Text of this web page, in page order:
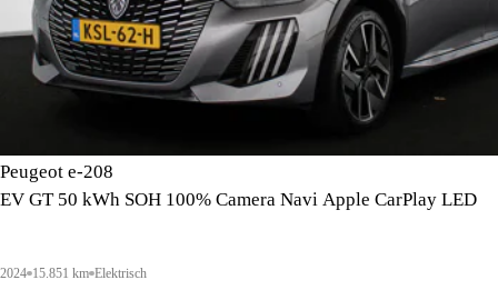
Peugeot e-208
EV GT 50 kWh SOH 100% Camera Navi Apple CarPlay LED
2024 15.851 km Elektrisch